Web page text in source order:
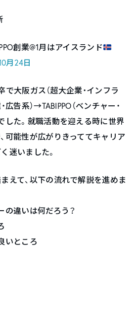
創業@1月はアイスランド
月24日
で大阪ガス（超大企業・インフラ
広告系）→TABIPPO（ベンチャー・
した。就職活動を迎える時に世界
可能性が広がりきっててキャリア
迷いました。
えて、以下の流れで解説を進めま
の違いは何だろう？
いところ